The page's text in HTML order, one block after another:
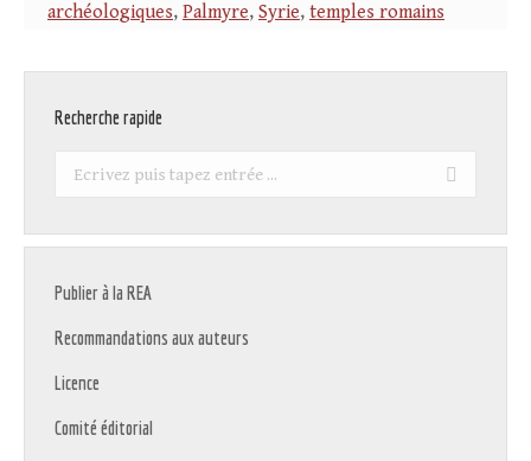
archéologiques, Palmyre, Syrie, temples romains
Recherche rapide
Recherche
Publier à la REA
Recommandations aux auteurs
Licence
Comité éditorial